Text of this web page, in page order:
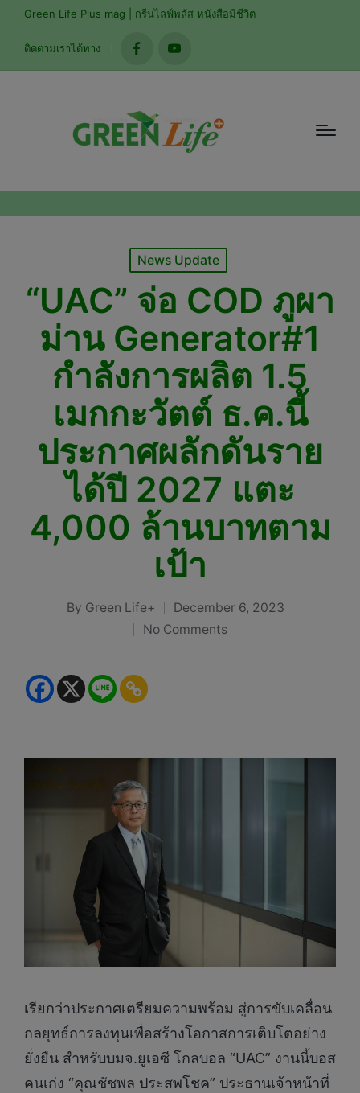
Green Life Plus mag | กรีนไลฟ์พลัส หนังสือมีชีวิต
ติดตามเราได้ทาง
facebookyoutube
Posted
News Update
“UAC” จ่อ COD ภูผา
ม่าน Generator#1
กำลังการผลิต 1.5
เมกกะวัตต์ ธ.ค.นี้
ประกาศผลักดันราย
ได้ปี 2027 แตะ
4,000 ล้านบาทตาม
เป้า
Posted
By Green Life+
December 6, 2023
No Comments
เรียกว่าประกาศเตรียมความพร้อม สู่การขับเคลื่อน
กลยุทธ์การลงทุนเพื่อสร้างโอกาสการเติบโตอย่าง
ยั่งยืน สำหรับบมจ.ยูเอซี โกลบอล “UAC” งานนี้บอส
คนเก่ง “คุณชัชพล ประสพโชค” ประธานเจ้าหน้าที่
modal-check